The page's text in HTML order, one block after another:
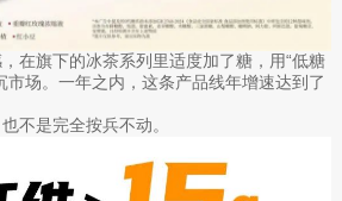
在旗下的冰茶系列里适度加了糖，用“低糖
市场。一年之内，这条产品线年增速达到了
不是完全按兵不动。